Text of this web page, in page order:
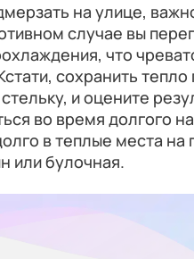
на улице,
случае вы
что
сохранить тепло
и оцените
во время долгого
в теплые места
или булочная.